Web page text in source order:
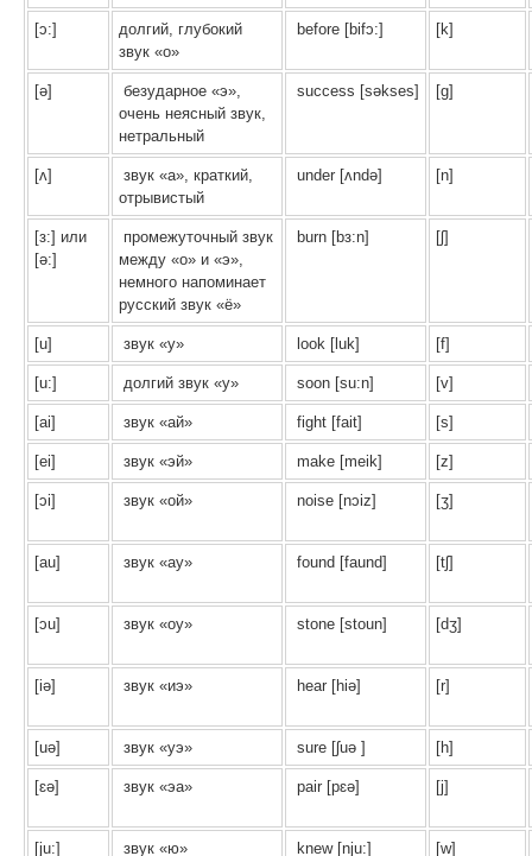
[ɔ:]
долгий, глубокий
звук «о»
before [bifɔ:] [k]
[ə]
безударное «э»,
очень неясный звук,
нетральный
success [səkses] [g]
[ʌ]
звук «а», краткий,
отрывистый
under [ʌndə] [n]
[з:] или
[ə:]
промежуточный звук
между «о» и «э»,
немного напоминает
русский звук «ё»
burn [bз:n] [ʃ]
[u] звук «у» look [luk] [f]
[u:] долгий звук «у» soon [su:n] [v]
[ai] звук «ай» fight [fait] [s]
[ei] звук «эй» make [meik] [z]
[ɔi] звук «ой» noise [nɔiz] [ʒ]
[au] звук «ау» found [faund] [tʃ]
[ɔu] звук «оу» stone [stoun] [dʒ]
[iə] звук «иэ» hear [hiə] [r]
[uə] звук «уэ» sure [ʃuə ] [h]
[ɛə] звук «эа» pair [pɛə] [j]
[ju:] звук «ю» knew [nju:] [w]